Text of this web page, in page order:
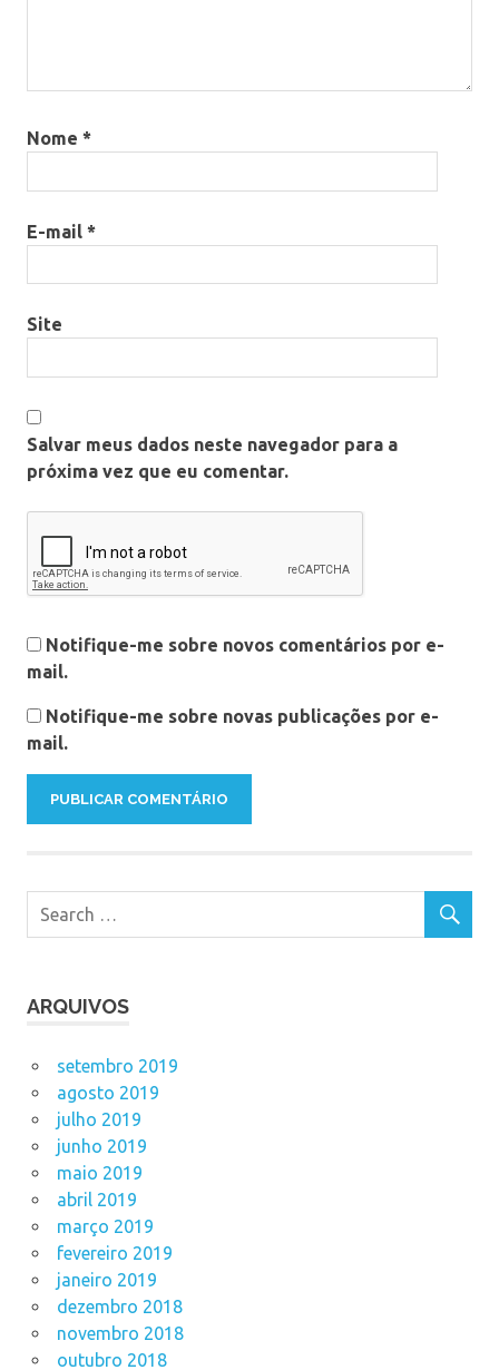
Nome *
E-mail *
Site
Salvar meus dados neste navegador para a
próxima vez que eu comentar.
Notifique-me sobre novos comentários por e-
mail.
Notifique-me sobre novas publicações por e-
mail.
ARQUIVOS
setembro 2019
agosto 2019
julho 2019
junho 2019
maio 2019
abril 2019
março 2019
fevereiro 2019
janeiro 2019
dezembro 2018
novembro 2018
outubro 2018